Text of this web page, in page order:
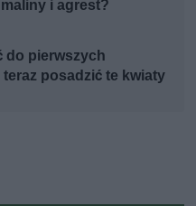
i agrest?
do pierwszych
posadzić te kwiaty